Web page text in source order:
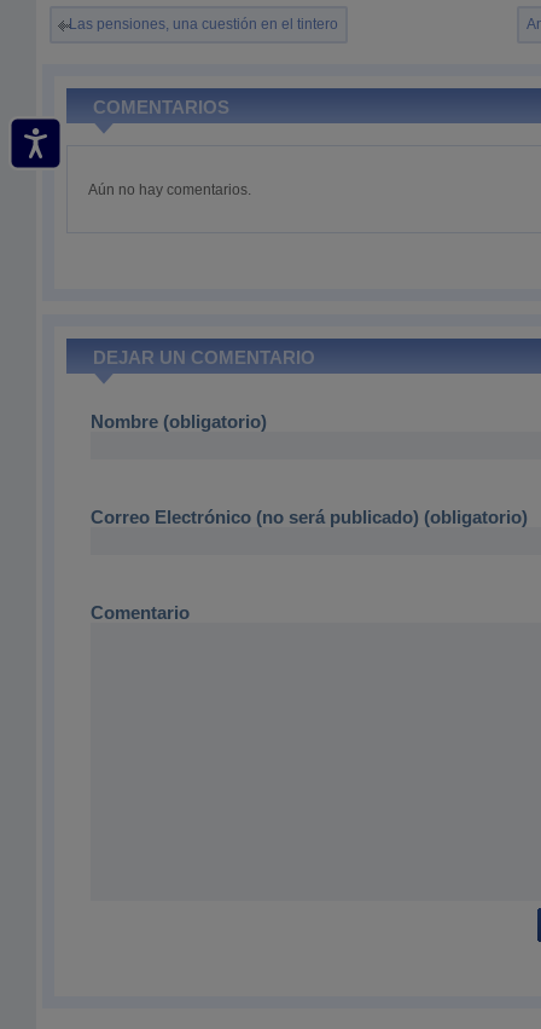
Las pensiones, una cuestión en el tintero
COMENTARIOS
Aún no hay comentarios.
DEJAR UN COMENTARIO
Nombre (obligatorio)
Correo Electrónico (no será publicado) (obligatorio)
Comentario